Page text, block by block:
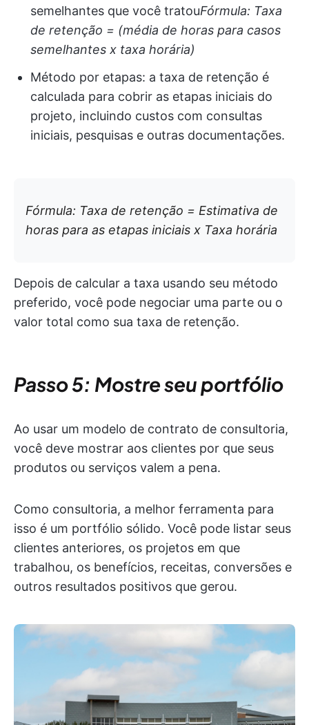
semelhantes que você tratouFórmula: Taxa
de retenção = (média de horas para casos
semelhantes x taxa horária)
Método por etapas: a taxa de retenção é
calculada para cobrir as etapas iniciais do
projeto, incluindo custos com consultas
iniciais, pesquisas e outras documentações.
Fórmula: Taxa de retenção = Estimativa de
horas para as etapas iniciais x Taxa horária
Depois de calcular a taxa usando seu método
preferido, você pode negociar uma parte ou o
valor total como sua taxa de retenção.
Passo 5: Mostre seu portfólio
Ao usar um modelo de contrato de consultoria,
você deve mostrar aos clientes por que seus
produtos ou serviços valem a pena.
Como consultoria, a melhor ferramenta para
isso é um portfólio sólido. Você pode listar seus
clientes anteriores, os projetos em que
trabalhou, os benefícios, receitas, conversões e
outros resultados positivos que gerou.